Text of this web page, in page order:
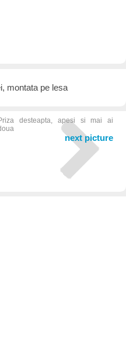
montata pe lesa
desteapta, apesi si mai ai
next picture